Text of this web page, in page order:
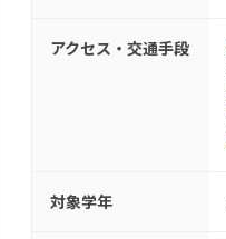
アクセス・交通手段
対象学年